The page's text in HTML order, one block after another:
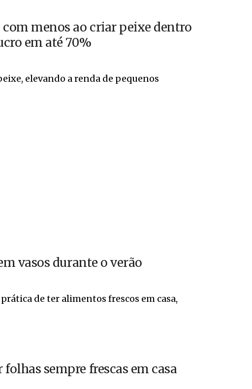
menos ao criar peixe dentro
em até 70%
elevando a renda de pequenos
vasos durante o verão
de ter alimentos frescos em casa,
sempre frescas em casa